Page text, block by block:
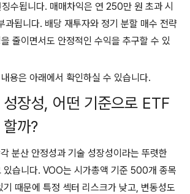
수됩니다. 매매차익은 연 250만 원 초과 시
과됩니다. 배당 재투자와 정기 분할 매수 전략
줄이면서도 안정적인 수익을 추구할 수 있
용은 아래에서 확인하실 수 있습니다.
장성, 어떤 기준으로 ETF
까?
분산 안정성과 기술 성장성이라는 뚜렷한
있습니다. VOO는 시가총액 기준 500개 종목
때문에 특정 섹터 리스크가 낮고, 변동성도